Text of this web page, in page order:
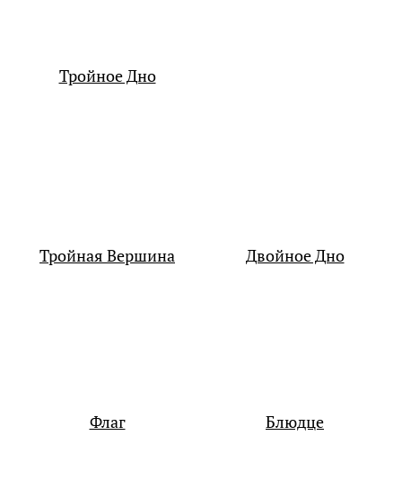
Тройное Дно
Тройная Вершина Двойное Дно
Флаг Блюдце